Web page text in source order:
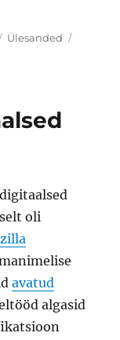
Rubriigid
Ülesanded
oli
avatud
algasid